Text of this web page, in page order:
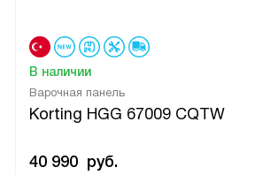
Варочная панель
Korting HGG 67009 CQTW
В наличии
40 990 руб.